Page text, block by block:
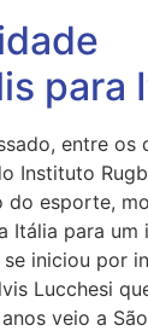
para
entre os
Instituto
do esporte,
Itália para um
iniciou por
Lucchesi
veio a São